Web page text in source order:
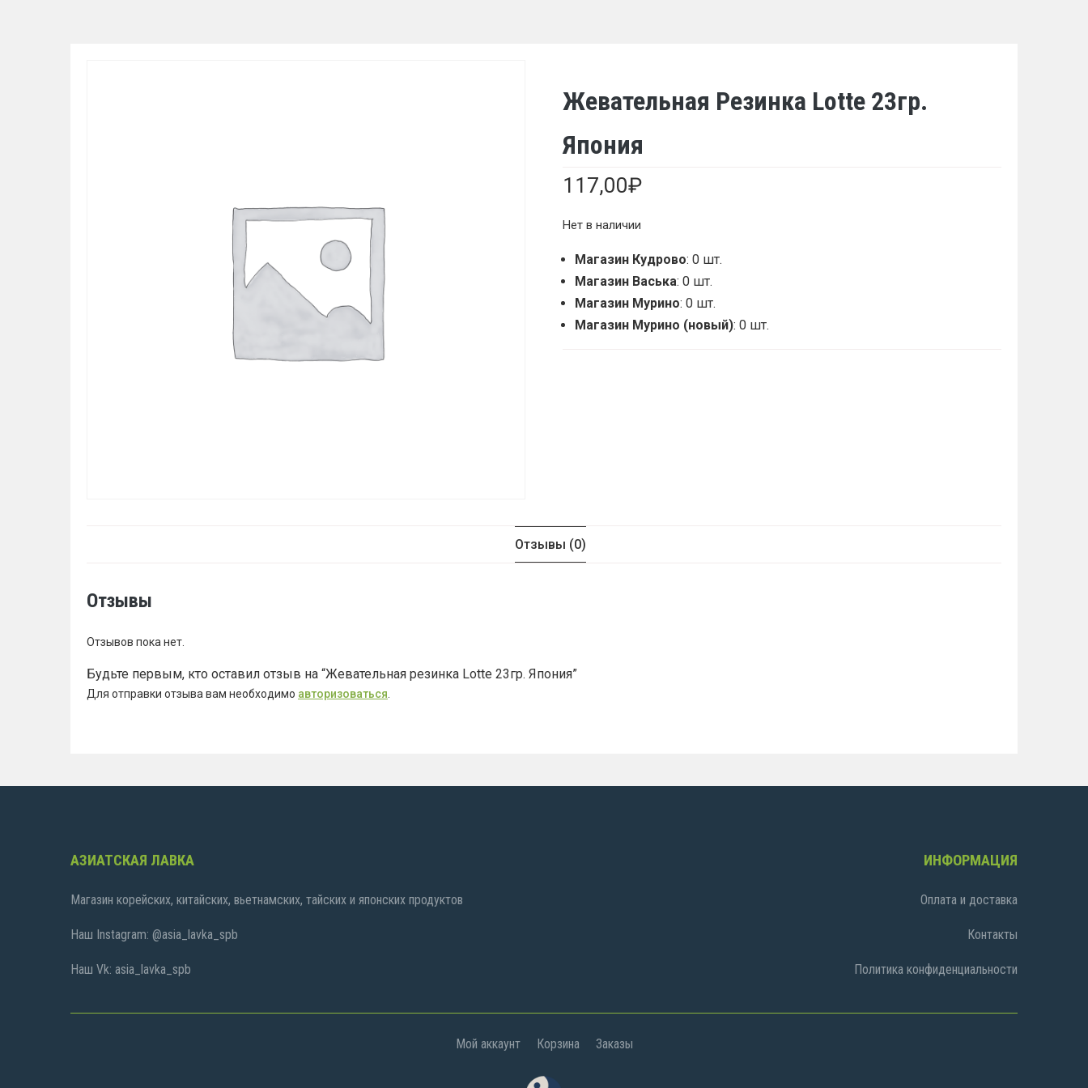
Жевательная Резинка Lotte 23гр.
Япония
117,00₽
Нет в наличии
Магазин Кудрово: 0 шт.
Магазин Васька: 0 шт.
Магазин Мурино: 0 шт.
Магазин Мурино (новый): 0 шт.
Отзывы (0)
Отзывы
Отзывов пока нет.
Будьте первым, кто оставил отзыв на “Жевательная резинка Lotte 23гр. Япония”
Для отправки отзыва вам необходимо авторизоваться
АЗИАТСКАЯ ЛАВКА
Магазин корейских, китайских, вьетнамских, тайских и японских продуктов
Наш Instagram: @asia_lavka_spb
Наш Vk: asia_lavka_spb
ИНФОРМАЦИЯ
Оплата и доставка
Контакты
Политика конфиденциальности
Мой аккаунт Корзина Заказы